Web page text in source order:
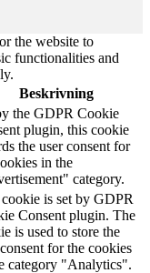
the website to
functionalities and
Beskrivning
the GDPR Cookie
plugin, this cookie
the user consent for
in the
category.
is set by GDPR
Consent plugin. The
is used to store the
for the cookies
category "Analytics".